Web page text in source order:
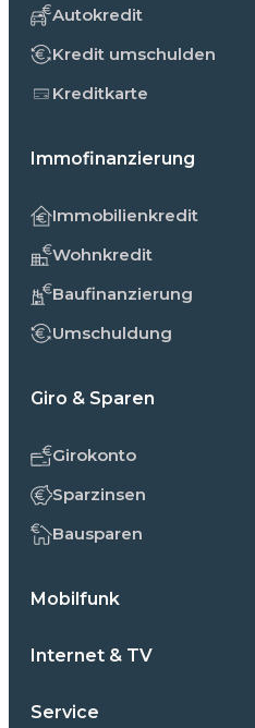
Autokredit
Kredit umschulden
Kreditkarte
Immofinanzierung
Immobilienkredit
Wohnkredit
Baufinanzierung
Umschuldung
Giro & Sparen
Girokonto
Sparzinsen
Bausparen
Mobilfunk
Internet & TV
Service